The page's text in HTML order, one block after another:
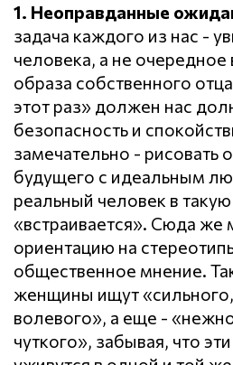
1. Неоправданные
задача каждого из нас -
человека, а не
образа собственного
этот раз» должен нас
безопасность и
замечательно - рисовать
будущего с идеальным
реальный человек в
«встраивается». Сюда же
ориентацию на
общественное мнение.
женщины ищут
волевого», а еще -
чуткого», забывая, что